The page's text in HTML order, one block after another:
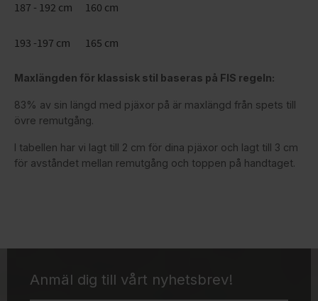
187 - 192 cm 160 cm
193 -197 cm 165 cm
Maxlängden för klassisk stil baseras på FIS regeln:
83% av sin längd med pjäxor på är maxlängd från spets till
övre remutgång.
I tabellen har vi lagt till 2 cm för dina pjäxor och lagt till 3 cm
för avståndet mellan remutgång och toppen på handtaget.
Anmäl dig till vårt nyhetsbrev!